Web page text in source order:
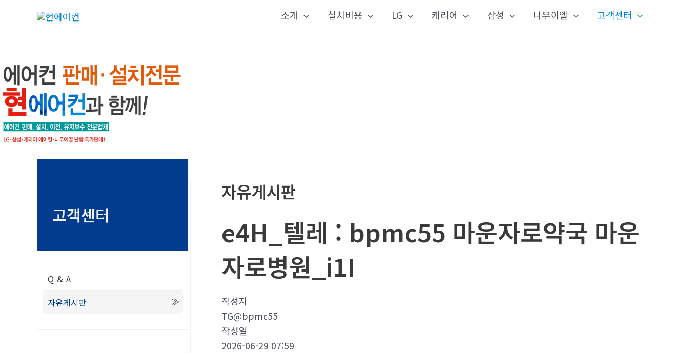
건
너
뛰
기
소개 설치비용 LG 캐리어 삼성 나우이엘 고객센터
고객센터
Q ＆ A
자유게시판
자유게시판
e4H_텔레 : bpmc55 마운자로약국 마운
자로병원_i1I
작성자
TG@bpmc55
작성일
2026-06-29 07:59